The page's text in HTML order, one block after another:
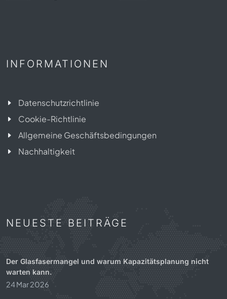
INFORMATIONEN
Datenschutzrichtlinie
Cookie-Richtlinie
Allgemeine Geschäftsbedingungen
Nachhaltigkeit
NEUESTE BEITRÄGE
Der Glasfasermangel und warum Kapazitätsplanung nicht
warten kann.
24 Mar 2026